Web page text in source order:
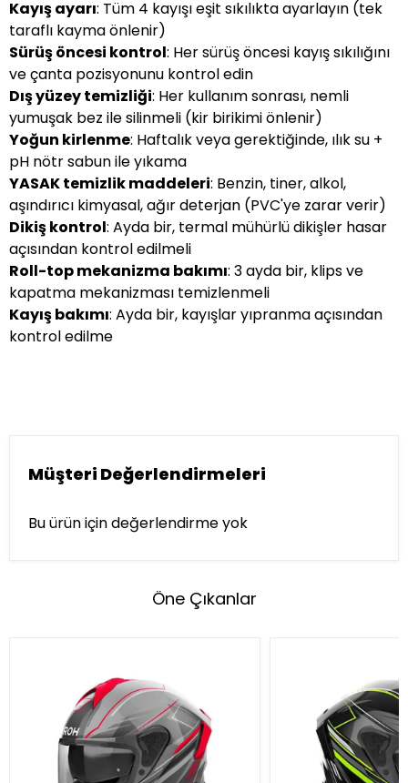
Kayış ayarı: Tüm 4 kayışı eşit sıkılıkta ayarlayın (tek
taraflı kayma önlenir)
Sürüş öncesi kontrol: Her sürüş öncesi kayış sıkılığını
ve çanta pozisyonunu kontrol edin
Dış yüzey temizliği: Her kullanım sonrası, nemli
yumuşak bez ile silinmeli (kir birikimi önlenir)
Yoğun kirlenme: Haftalık veya gerektiğinde, ılık su +
pH nötr sabun ile yıkama
YASAK temizlik maddeleri: Benzin, tiner, alkol,
aşındırıcı kimyasal, ağır deterjan (PVC'ye zarar verir)
Dikiş kontrol: Ayda bir, termal mühürlü dikişler hasar
açısından kontrol edilmeli
Roll-top mekanizma bakımı: 3 ayda bir, klips ve
kapatma mekanizması temizlenmeli
Kayış bakımı: Ayda bir, kayışlar yıpranma açısından
kontrol edilme
Müşteri Değerlendirmeleri
Bu ürün için değerlendirme yok
Öne Çıkanlar